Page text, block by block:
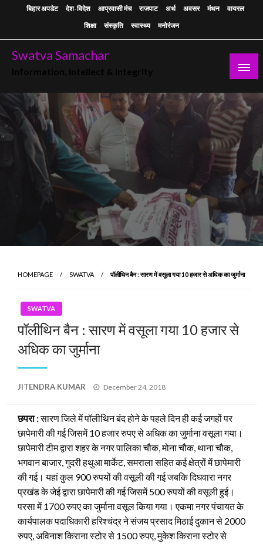
बिहार अपडेट देश-विदेश आप्रवासी मंच राजपाट अर्थ अवसर मंथन
वायरल
शिक्षा
संस्कृति स्वास्थ्य मनोरंजन
Swatva Samachar
HOMEPAGE SWATVA पॉलीथिन बैन : सारण में वसूला गया 10 हजार से अधिक का जुर्माना
SWATVA
पॉलीथिन बैन : सारण में वसूला गया 10 हजार से
अधिक का जुर्माना
JITENDRA KUMAR
Posted
December 24, 2018
छपरा :सारण जिले में पॉलीथिन बंद होने के पहले दिन ही कई जगहों पर
छापेमारी की गई जिसमें 10 हजार रुपए से अधिक का जुर्माना वसूला गया।
छापेमारी टीम द्वारा शहर के नगर पालिका चौक, मोना चौक, थाना चौक,
भगवान बाजार, गुदरी हथुआ मार्केट, समराला सहित कई क्षेत्रों में छापेमारी
की गई। यहां कुल 900 रुपयों की वसूली की गई जबकि दिघवारा नगर
प्रखंड के जेई द्वारा छापेमारी की गई जिसमें 500 रुपयों की वसूली हुई।
परसा में 1700 रुपए का जुर्माना वसूल किया गया। एकमा नगर पंचायत के
कार्यपालक पदाधिकारी हरिश्चंद्र ने संजय प्रसाद मिठाई दुकान से 2000
रुपए, अविनाश किराना स्टोर से 1500 रुपए, मुकेश किराना स्टोर से